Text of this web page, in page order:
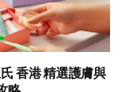
香港 精選護膚與